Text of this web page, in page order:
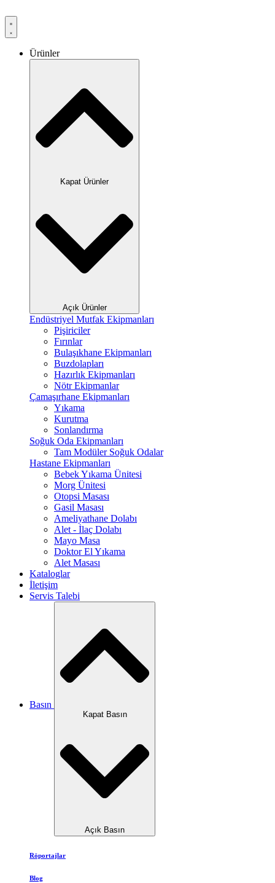
Ürünler
Kapat Ürünler
Açık Ürünler
Endüstriyel Mutfak Ekipmanları
Pişiriciler
Fırınlar
Bulaşıkhane Ekipmanları
Buzdolapları
Hazırlık Ekipmanları
Nötr Ekipmanlar
Çamaşırhane Ekipmanları
Yıkama
Kurutma
Sonlandırma
Soğuk Oda Ekipmanları
Tam Modüler Soğuk Odalar
Hastane Ekipmanları
Bebek Yıkama Ünitesi
Morg Ünitesi
Otopsi Masası
Gasil Masası
Ameliyathane Dolabı
Alet - İlaç Dolabı
Mayo Masa
Doktor El Yıkama
Alet Masası
Kataloglar
İletişim
Servis Talebi
Basın
Kapat Basın
Açık Basın
Röportajlar
Blog